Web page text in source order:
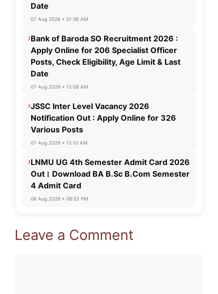
Date
07 Aug 2026 • 01:36 AM
›Bank of Baroda SO Recruitment 2026 :
Apply Online for 206 Specialist Officer
Posts, Check Eligibility, Age Limit & Last
Date
07 Aug 2026 • 12:58 AM
›JSSC Inter Level Vacancy 2026
Notification Out : Apply Online for 326
Various Posts
07 Aug 2026 • 12:10 AM
›LNMU UG 4th Semester Admit Card 2026
Out। Download BA B.Sc B.Com Semester
4 Admit Card
06 Aug 2026 • 08:52 PM
Leave a Comment